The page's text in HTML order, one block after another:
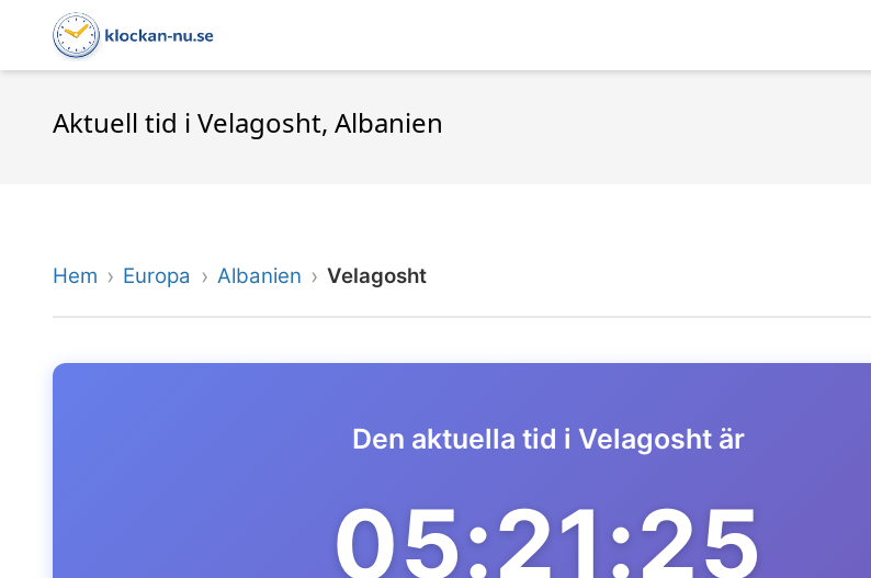
Aktuell tid i Velagosht, Albanien
Hem Europa Albanien Velagosht
Den aktuella tid i Velagosht är
05:21:25